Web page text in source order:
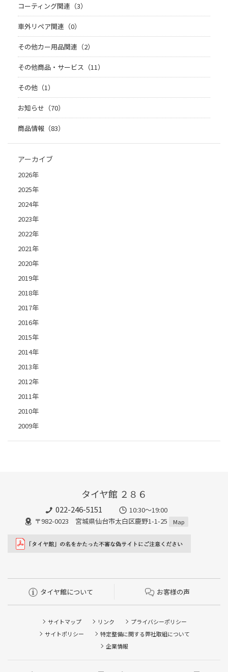
コーティング関連（3）
車外リペア関連（0）
その他カー用品関連（2）
その他商品・サービス（11）
その他（1）
お知らせ（70）
商品情報（83）
アーカイブ
2026年
2025年
2024年
2023年
2022年
2021年
2020年
2019年
2018年
2017年
2016年
2015年
2014年
2013年
2012年
2011年
2010年
2009年
タイヤ館 ２８６
022-246-5151
10:30～19:00
〒982-0023 宮城県仙台市太白区鹿野1-1-25
Map
タイヤ館について お客様の声
サイトマップ リンク
プライバシーポリシー
サイトポリシー
特定整備に関する弊社取組について
企業情報